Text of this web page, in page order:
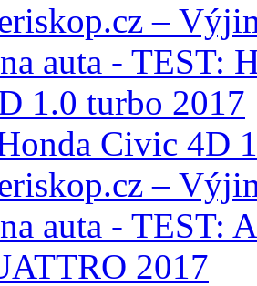
Civic 4D